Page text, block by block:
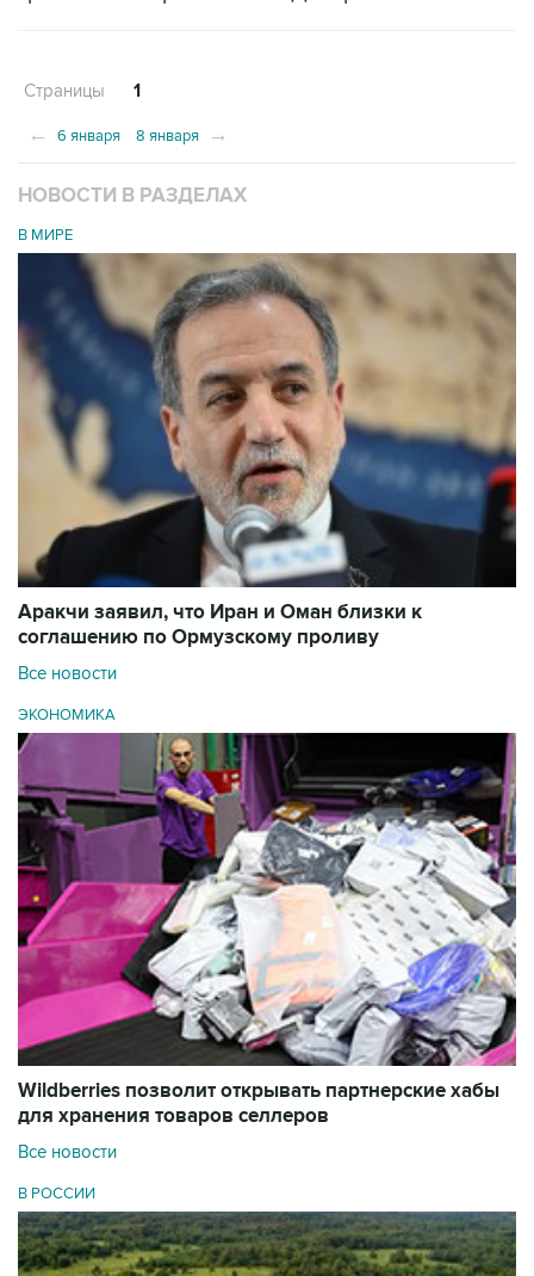
Страницы 1
← 6 января 8 января →
НОВОСТИ В РАЗДЕЛАХ
В МИРЕ
Аракчи заявил, что Иран и Оман близки к
соглашению по Ормузскому проливу
Все новости
ЭКОНОМИКА
Wildberries позволит открывать партнерские хабы
для хранения товаров селлеров
Все новости
В РОССИИ